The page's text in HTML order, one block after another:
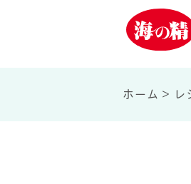
ホーム > レ